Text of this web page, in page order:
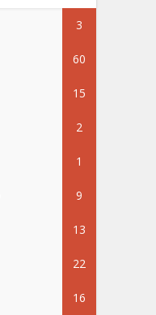
3
60
15
2
1
9
13
22
16